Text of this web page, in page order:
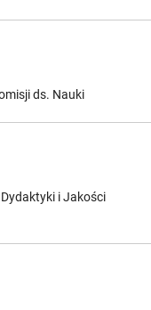
ds. Nauki
i Jakości